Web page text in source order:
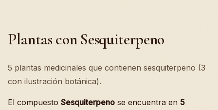
Plantas con Sesquiterpeno
5 plantas medicinales que contienen sesquiterpeno (3
con ilustración botánica).
El compuesto Sesquiterpeno se encuentra en 5